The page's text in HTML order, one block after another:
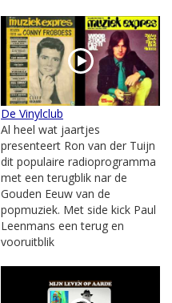
De Vinylclub
Al heel wat jaartjes
presenteert Ron van der Tuijn
dit populaire radioprogramma
met een terugblik nar de
Gouden Eeuw van de
popmuziek. Met side kick Paul
Leenmans een terug en
vooruitblik